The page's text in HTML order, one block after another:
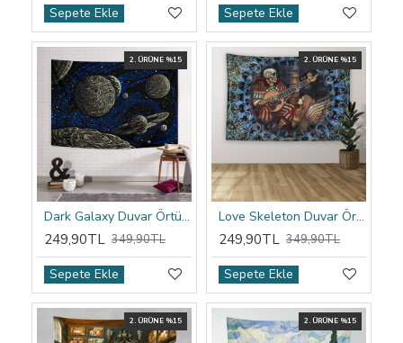
Sepete Ekle Sepete Ekle
2. ÜRÜNE %15
Dark Galaxy Duvar Örtüsü
249,90TL 349,90TL
Sepete Ekle
2. ÜRÜNE %15
Love Skeleton Duvar Örtüsü
249,90TL 349,90TL
Sepete Ekle
2. ÜRÜNE %15 2. ÜRÜNE %15